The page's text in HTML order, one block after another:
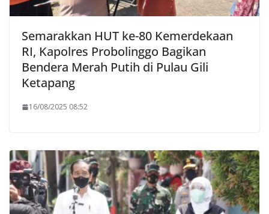
Semarakkan HUT ke-80 Kemerdekaan
RI, Kapolres Probolinggo Bagikan
Bendera Merah Putih di Pulau Gili
Ketapang
16/08/2025 08:52